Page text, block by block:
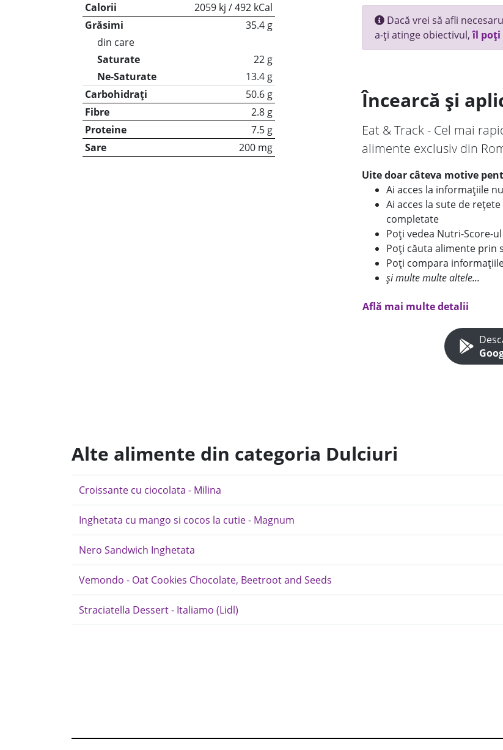
Calorii
2059 kj / 492 kCal
Grăsimi
35.4 g
din care
Saturate
22 g
Ne-Saturate
13.4 g
Carbohidrați
50.6 g
Fibre
2.8 g
Proteine
7.5 g
Sare
200 mg
Dacă vrei să afli
a-ți atinge obiectivul,îl poți
Încearcă și
Eat & Track - Cel mai
alimente exclusiv din
Uite doar câteva motive
Ai acces la informațiile
Ai acces la sute de
completate
Poți vedea Nutri-Score-
Poți căuta alimente prin
Poți compara
și multe multe altele...
Află mai multe detalii
Alte alimente din categoria Dulciuri
Croissante cu ciocolata - Milina
Inghetata cu mango si cocos la cutie - Magnum
Nero Sandwich Inghetata
Vemondo - Oat Cookies Chocolate, Beetroot and Seeds
Straciatella Dessert - Italiamo (Lidl)